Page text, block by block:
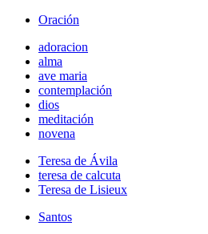
Oración
adoracion
alma
ave maria
contemplación
dios
meditación
novena
Teresa de Ávila
teresa de calcuta
Teresa de Lisieux
Santos